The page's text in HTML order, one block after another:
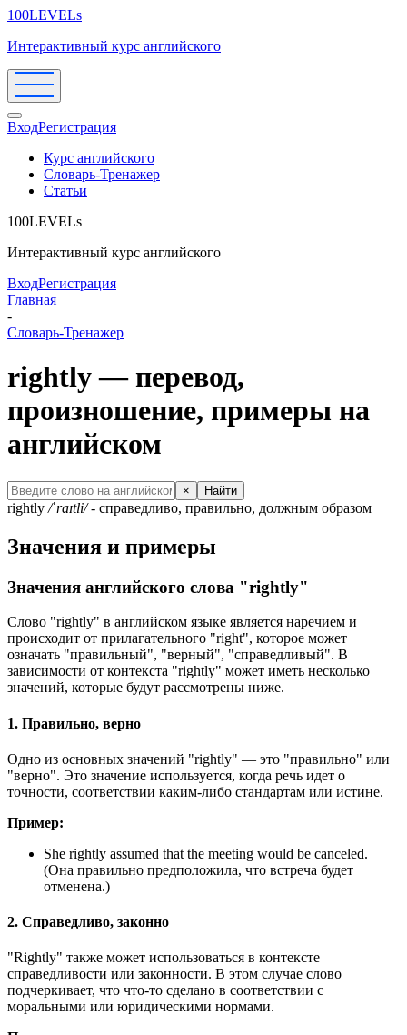
100LEVELs
Интерактивный курс английского
ВходРегистрация
Курс английского
Словарь-Тренажер
Статьи
100LEVELs
Интерактивный курс английского
ВходРегистрация
Главная
-
Словарь-Тренажер
rightly — перевод,
произношение, примеры на
английском
× Найти
rightly /ˈraɪtli/- справедливо, правильно, должным образом
Значения и примеры
Значения английского слова "rightly"
Слово "rightly" в английском языке является наречием и
происходит от прилагательного "right", которое может
означать "правильный", "верный", "справедливый". В
зависимости от контекста "rightly" может иметь несколько
значений, которые будут рассмотрены ниже.
1. Правильно, верно
Одно из основных значений "rightly" — это "правильно" или
"верно". Это значение используется, когда речь идет о
точности, соответствии каким-либо стандартам или истине.
Пример:
She rightly assumed that the meeting would be canceled.
(Она правильно предположила, что встреча будет
отменена.)
2. Справедливо, законно
"Rightly" также может использоваться в контексте
справедливости или законности. В этом случае слово
подчеркивает, что что-то сделано в соответствии с
моральными или юридическими нормами.